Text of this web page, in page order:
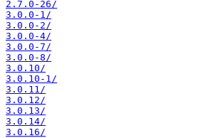
2.7.0-26/
3.0.0-1/
3.0.0-2/
3.0.0-4/
3.0.0-7/
3.0.0-8/
3.0.10/
3.0.10-1/
3.0.11/
3.0.12/
3.0.13/
3.0.14/
3.0.16/